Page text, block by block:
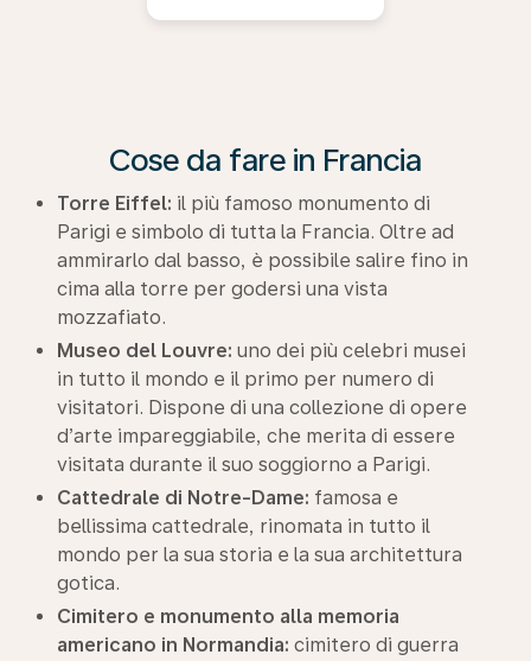
Cose da fare in Francia
Torre Eiffel: il più famoso monumento di
Parigi e simbolo di tutta la Francia. Oltre ad
ammirarlo dal basso, è possibile salire fino in
cima alla torre per godersi una vista
mozzafiato.
Museo del Louvre: uno dei più celebri musei
in tutto il mondo e il primo per numero di
visitatori. Dispone di una collezione di opere
d’arte impareggiabile, che merita di essere
visitata durante il suo soggiorno a Parigi.
Cattedrale di Notre-Dame: famosa e
bellissima cattedrale, rinomata in tutto il
mondo per la sua storia e la sua architettura
gotica.
Cimitero e monumento alla memoria
americano in Normandia: cimitero di guerra